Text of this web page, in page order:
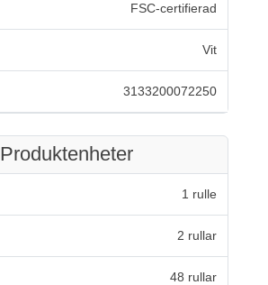
FSC-certifierad
Vit
3133200072250
Produktenheter
1 rulle
2 rullar
48 rullar